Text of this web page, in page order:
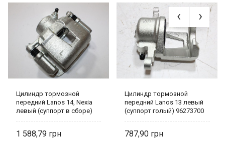
Цилиндр тормозной
передний Lanos 14, Nexia
левый (суппорт в сборе)
1 588,79
Цилиндр тормозной
передний Lanos 13 левый
(суппорт голый) 96273700
787,90